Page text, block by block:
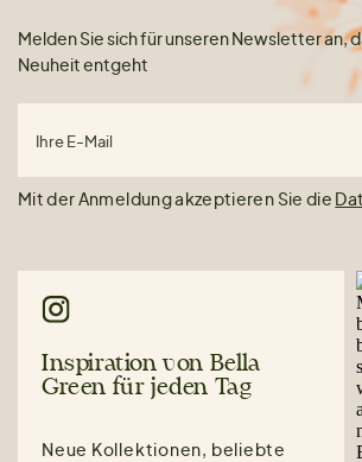
Melden Sie sich für unseren Newsletter an,
Neuheit entgeht
Ihre E-Mail
Mit der Anmeldung akzeptieren Sie die
Inspiration von Bella
Green für jeden Tag
Neue Kollektionen, beliebte